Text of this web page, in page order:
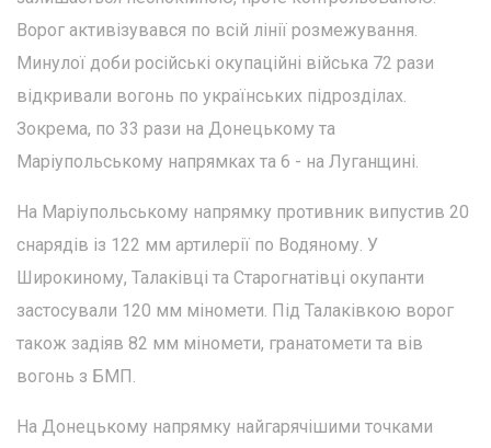
Ворог активізувався по всій лінії розмежування.
Минулої доби російські окупаційні війська 72 рази
відкривали вогонь по українських підрозділах.
Зокрема, по 33 рази на Донецькому та
Маріупольському напрямках та 6 - на Луганщині.
На Маріупольському напрямку противник випустив 20
снарядів із 122 мм артилерії по Водяному. У
Широкиному, Талаківці та Старогнатівці окупанти
застосували 120 мм міномети. Під Талаківкою ворог
також задіяв 82 мм міномети, гранатомети та вів
вогонь з БМП.
На Донецькому напрямку найгарячішими точками